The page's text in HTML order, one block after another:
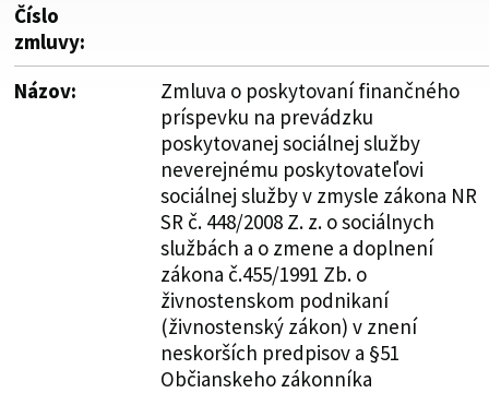
Číslo
zmluvy:
Názov:
Zmluva o poskytovaní finančného
príspevku na prevádzku
poskytovanej sociálnej služby
neverejnému poskytovateľovi
sociálnej služby v zmysle zákona NR
SR č. 448/2008 Z. z. o sociálnych
službách a o zmene a doplnení
zákona č.455/1991 Zb. o
živnostenskom podnikaní
(živnostenský zákon) v znení
neskorších predpisov a §51
Občianskeho zákonníka